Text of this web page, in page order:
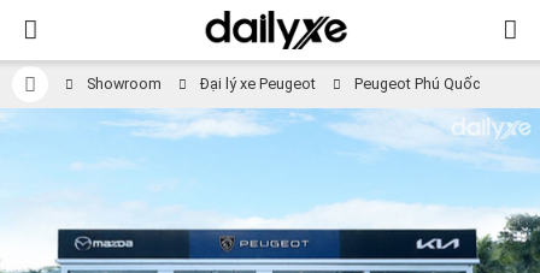
Showroom Đại lý xe Peugeot Peugeot Phú Quốc